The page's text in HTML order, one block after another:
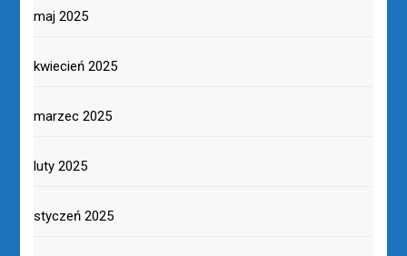
maj 2025
kwiecień 2025
marzec 2025
luty 2025
styczeń 2025